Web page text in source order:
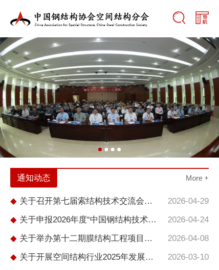
通知动态 More +
◆ 关于召开第七届索结构技术交流会的通知
2026-04-29
◆ 关于申报2026年度“中国钢结构技术创新奖”的通知
2026-04-24
◆ 关于举办第十二期膜结构工程项目经理培训班的通知
2026-04-08
◆ 关于开展空间结构行业2025年发展情况调研的通知
2026-03-10